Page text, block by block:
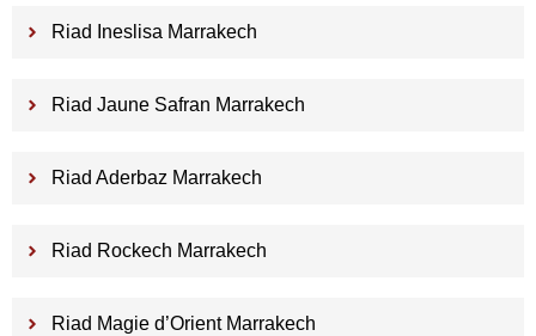
Riad Ineslisa Marrakech
Riad Jaune Safran Marrakech
Riad Aderbaz Marrakech
Riad Rockech Marrakech
Riad Magie d’Orient Marrakech